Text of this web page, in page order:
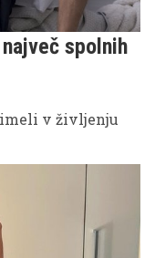
spolnih
v življenju